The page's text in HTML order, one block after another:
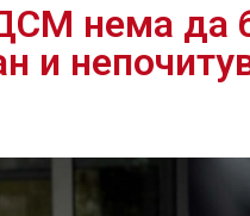
нема да
и